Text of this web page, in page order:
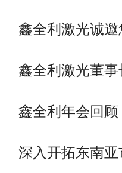
鑫全利激光诚
鑫全利激光董
鑫全利年会回
深入开拓东南